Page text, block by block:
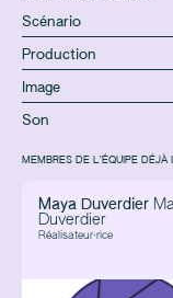
Scénario
Production
Image
Son
MEMBRES DE L'ÉQUIPE DÉJÀ
Maya Duverdier
Duverdier
Réalisateur·rice